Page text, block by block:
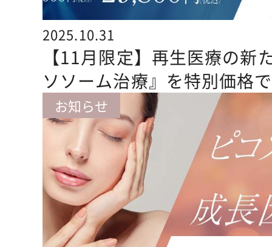
2025.10.31
【11月限定】再生医療の新
ソソーム治療』を特別価格
お知らせ